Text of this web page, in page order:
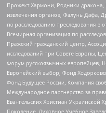
Прожект Хармони, Родники дракона,
извлечения органов, Фалунь Дафа,
по расследованию преследования в
Всемирная организация по
Пражский гражданский центр,
исследований при Совете Европы,
Форум русскоязычных европейцев,
Европейский выбор, Фонд
Фонд Будущее России, Компания
Международное партнерство за
Евангельских Христиан Украинской
Поколение, Духовное Учебное